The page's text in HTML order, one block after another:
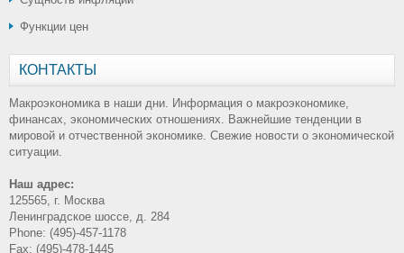
Функции цен
КОНТАКТЫ
Макроэкономика в наши дни. Информация о макроэкономике,
финансах, экономических отношениях. Важнейшие тенденции в
мировой и отчественной экономике. Свежие новости о экономической
ситуации.
Наш адрес:
125565, г. Москва
Ленинградское шоссе, д. 284
Phone: (495)-457-1178
Fax: (495)-478-1445